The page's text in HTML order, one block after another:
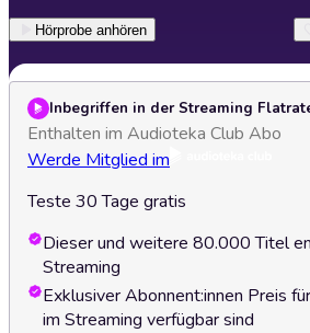
Hörprobe anhören
Inbegriffen in der Streaming
Enthalten im Audioteka Club Abo
Werde Mitglied im
Teste 30 Tage gratis
Dieser und weitere 80.000 Titel
Streaming
Exklusiver Abonnent:innen Preis
im Streaming verfügbar sind